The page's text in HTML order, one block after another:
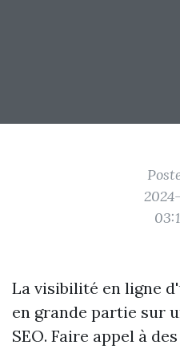
La visibilité en ligne
en grande partie sur
SEO. Faire appel à